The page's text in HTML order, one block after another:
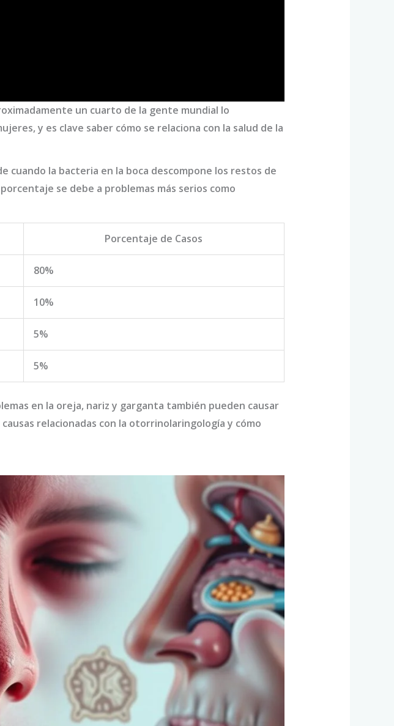
un cuarto de la gente mundial lo
y es clave saber cómo se relaciona con la salud de la
cuando la bacteria en la boca descompone los restos de
se debe a problemas más serios como
Porcentaje de Casos
80%
10%
5%
5%
en la oreja, nariz y garganta también pueden causar
relacionadas con la otorrinolaringología y cómo